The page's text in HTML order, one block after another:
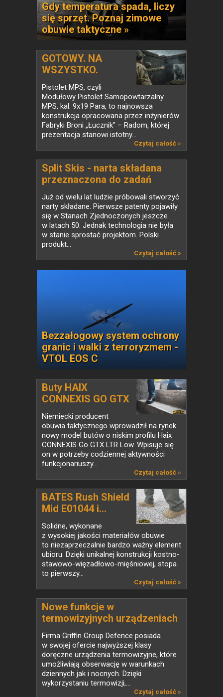
Gdy temperatura spada, liczy
się sprzęt. Poznaj zimowe
obuwie taktyczne »
GOTOWY. NA
WSZYSTKO.
Pistolet...
Pistolet MPS, czyli
Modułowy Pistolet Samopowtarzalny
MPS, kal. 9x19 Para, to najnowsza
konstrukcja opracowana przez inżynierów
Fabryki Broni „Łucznik" – Radom, której
prezentacja stanowi istotny...
Czytaj całość »
Split Skis - narta składana
przeznaczona do zadań
specjalnych
Już od wielu lat ludzie próbowali stworzyć
narty składane. Pierwsze patenty pojawiły
się w Stanach Zjednoczonych jeszcze
w latach 50. Jednak technologia nie była
w stanie sprostać projektom. Polski
produkt...
Czytaj całość »
Bezzałogowy system ochrony
granic i walki z terroryzmem -
VTOL EOS C
Buty HAIX
CONNEXIS GO GTX
LTR...
Niemiecki producent
obuwia taktycznego wprowadził na rynek
nowy model butów o niskim profilu Haix
CONNEXIS Go GTX LTR Low. Wpisuje się
on w potrzeby codziennej aktywności
funkcjonariuszy...
Czytaj całość »
BATES Rush Shield
Mid E01044 i...
Solidne, wykonane
z wysokiej jakości materiałów obuwie
to niezaprzeczalnie bardzo ważny element
ubioru. Dzięki unikalnej konstrukcji kostno-
stawowo-więzadłowo-mięśniowej, stopa
to pierwszy...
Czytaj całość »
Nowe funkcje w
termowizyjnych urządzeniach
obserwacyjnych
Firma Griffin Group Defence posiada
w swojej ofercie najwyższej klasy
doręczne urządzenia termowizyjne, które
umożliwiają obserwację w warunkach
dziennych jak i nocnych. Dzięki
wykorzystaniu termowizji,...
Czytaj całość »